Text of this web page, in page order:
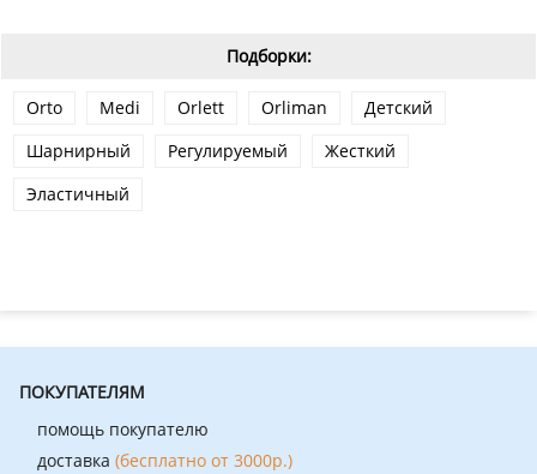
Подборки:
Orto Medi Orlett Orliman
Детский
Шарнирный
Регулируемый
Жесткий
Эластичный
ПОКУПАТЕЛЯМ
помощь покупателю
доставка (бесплатно от 3000р.)